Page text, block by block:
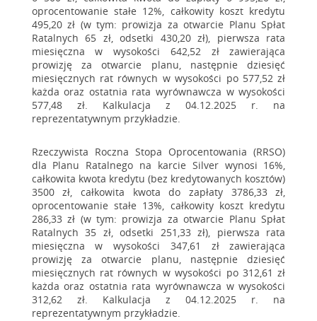
oprocentowanie stałe 12%, całkowity koszt kredytu
495,20 zł (w tym: prowizja za otwarcie Planu Spłat
Ratalnych 65 zł, odsetki 430,20 zł), pierwsza rata
miesięczna w wysokości 642,52 zł zawierająca
prowizję za otwarcie planu, następnie dziesięć
miesięcznych rat równych w wysokości po 577,52 zł
każda oraz ostatnia rata wyrównawcza w wysokości
577,48 zł. Kalkulacja z 04.12.2025 r. na
reprezentatywnym przykładzie.
Rzeczywista Roczna Stopa Oprocentowania (RRSO)
dla Planu Ratalnego na karcie Silver wynosi 16%,
całkowita kwota kredytu (bez kredytowanych kosztów)
3500 zł, całkowita kwota do zapłaty 3786,33 zł,
oprocentowanie stałe 13%, całkowity koszt kredytu
286,33 zł (w tym: prowizja za otwarcie Planu Spłat
Ratalnych 35 zł, odsetki 251,33 zł), pierwsza rata
miesięczna w wysokości 347,61 zł zawierająca
prowizję za otwarcie planu, następnie dziesięć
miesięcznych rat równych w wysokości po 312,61 zł
każda oraz ostatnia rata wyrównawcza w wysokości
312,62 zł. Kalkulacja z 04.12.2025 r. na
reprezentatywnym przykładzie.